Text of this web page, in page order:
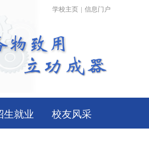
学校主页 | 信息门户
生就业 校友风采